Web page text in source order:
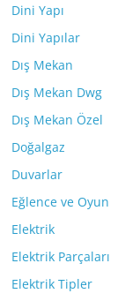
Dini Yapı
Dini Yapılar
Dış Mekan
Dış Mekan Dwg
Dış Mekan Özel
Doğalgaz
Duvarlar
Eğlence ve Oyun
Elektrik
Elektrik Parçaları
Elektrik Tipler